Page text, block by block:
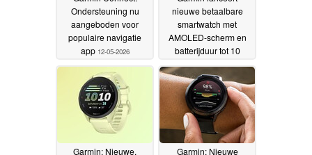
Ondersteuning nu
aangeboden voor
populaire navigatie
app 12-05-2026
nieuwe betaalbare
smartwatch met
AMOLED-scherm en
batterijduur tot 10
12-05-2026
Garmin: Nieuwe,
Garmin: Nieuwe